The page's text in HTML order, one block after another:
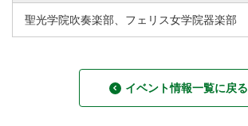
聖光学院吹奏楽部、フェリス女学院器楽部
イベント情報一覧に戻る